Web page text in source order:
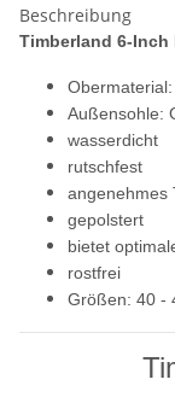
Beschreibung
Timberland 6-Inch
Außensohle:
wasserdicht
rutschfest
angenehmes
gepolstert
bietet
rostfrei
Größen: 40 -